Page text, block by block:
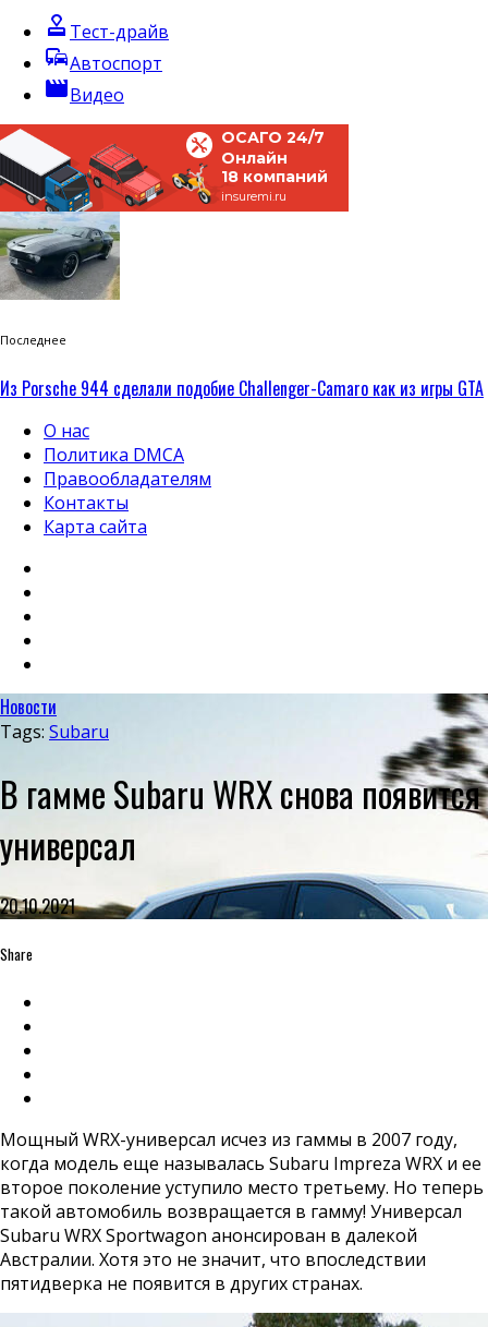
approval Тест-драйв
commuteАвтоспорт
movieВидео
ОСАГО 24/7
Онлайн
18 компаний
insuremi.ru
Последнее
Из Porsche 944 сделали подобие Challenger-Camaro как из игры GTA
О нас
Политика DMCA
Правообладателям
Контакты
Карта сайта
Новости
Tags: Subaru
В гамме Subaru WRX снова появится
универсал
20.10.2021
Share
Мощный WRX-универсал исчез из гаммы в 2007 году,
когда модель еще называлась Subaru Impreza WRX и ее
второе поколение уступило место третьему. Но теперь
такой автомобиль возвращается в гамму! Универсал
Subaru WRX Sportwagon анонсирован в далекой
Австралии. Хотя это не значит, что впоследствии
пятидверка не появится в других странах.